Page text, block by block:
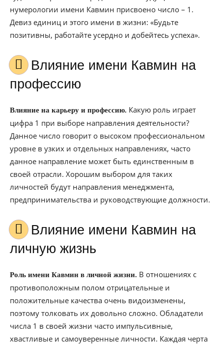
нумерологии имени Кавмин присвоено число – 1.
Девиз единиц и этого имени в жизни: «Будьте
позитивны, работайте усердно и добейтесь успеха».
Влияние имени Кавмин на
профессию
Влияние на карьеру и профессию. Какую роль играет
цифра 1 при выборе направления деятельности?
Данное число говорит о высоком профессиональном
уровне в узких и отдельных направлениях, часто
данное направление может быть единственным в
своей отрасли. Хорошим выбором для таких
личностей будут направления менеджмента,
предпринимательства и руководствующие должности.
Влияние имени Кавмин на
личную жизнь
Роль имени Кавмин в личной жизни. В отношениях с
противоположным полом отрицательные и
положительные качества очень видоизменены,
поэтому толковать их довольно сложно. Обладатели
числа 1 в своей жизни часто импульсивные,
хвастливые и самоуверенные личности. Каждая черта